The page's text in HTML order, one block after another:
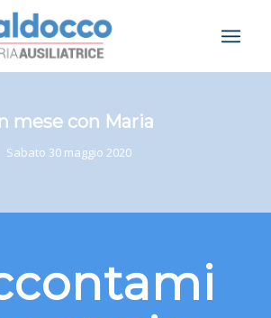
mese con Maria
Sabato 30 maggio 2020